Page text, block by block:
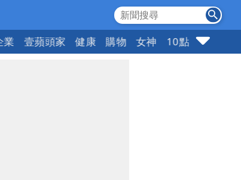
業 壹蘋頭家 健康 購物 女神 10點強打